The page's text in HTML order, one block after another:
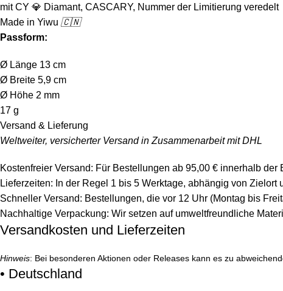
mit CY 💎 Diamant, CASCARY, Nummer der Limitierung veredelt
Made in Yiwu 🇨🇳
Passform:
Ø Länge 13 cm
Ø Breite 5,9 cm
Ø Höhe 2 mm
17 g
Versand & Lieferung
Weltweiter, versicherter Versand in Zusammenarbeit mit DHL
Kostenfreier Versand: Für Bestellungen ab 95,00 € innerhalb der
Lieferzeiten: In der Regel 1 bis 5 Werktage, abhängig von Zielort
Schneller Versand: Bestellungen, die vor 12 Uhr (Montag bis
Nachhaltige Verpackung: Wir setzen auf umweltfreundliche
Versandkosten und Lieferzeiten
Hinweis: Bei besonderen Aktionen oder Releases kann es zu
• Deutschland